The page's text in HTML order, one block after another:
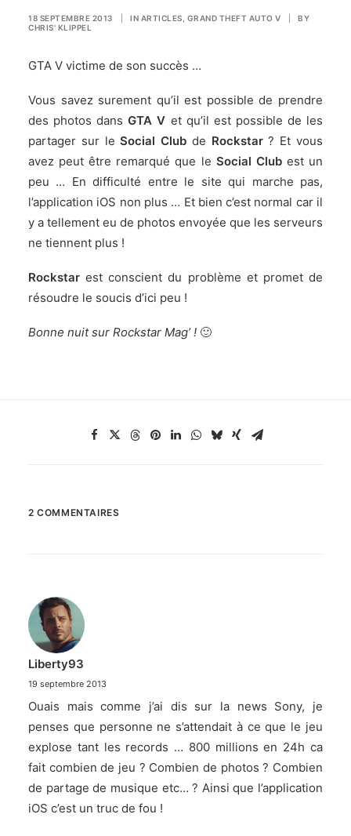
18 SEPTEMBRE 2013 IN ARTICLES GRAND THEFT AUTO V
BY
CHRIS' KLIPPEL
GTA V victime de son succès …
Vous savez surement qu’il est possible de prendre
des photos dans GTA V et qu’il est possible de les
partager sur leSocial Club de Rockstar? Et vous
avez peut être remarqué que le Social Clubest un
peu … En difficulté entre le site qui marche pas,
l’application iOS non plus … Et bien c’est normal car il
y a tellement eu de photos envoyée que les serveurs
ne tiennent plus !
Rockstar est conscient du problème et promet de
résoudre le soucis d’ici peu !
Bonne nuit sur Rockstar Mag’ ! 🙂
2 COMMENTAIRES
Liberty93
19 septembre 2013
Ouais mais comme j’ai dis sur la news Sony, je
penses que personne ne s’attendait à ce que le jeu
explose tant les records … 800 millions en 24h ca
fait combien de jeu ? Combien de photos ? Combien
de partage de musique etc… ? Ainsi que l’application
iOS c’est un truc de fou !